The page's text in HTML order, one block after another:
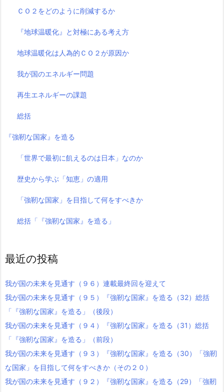
ＣＯ２をどのように削減するか
『地球温暖化』と対極にある考え方
地球温暖化は人為的ＣＯ２が原因か
我が国のエネルギー問題
再生エネルギーの課題
総括
『強靭な国家』を造る
「世界で最初に飢えるのは日本」なのか
歴史から学ぶ「知恵」の適用
「強靭な国家」を目指して何をすべきか
総括「『強靭な国家』を造る」
最近の投稿
我が国の未来を見通す（９６）連載最終回を迎えて
我が国の未来を見通す（９５）『強靭な国家』を造る（32）総括
「『強靭な国家』を造る」（後段）
我が国の未来を見通す（９４）『強靭な国家』を造る（31）総括
「『強靭な国家』を造る」（前段）
我が国の未来を見通す（９３）『強靭な国家』を造る（30）「強靭
な国家」を目指して何をすべきか（その２０）
我が国の未来を見通す（９２）『強靭な国家』を造る（29）「強靭